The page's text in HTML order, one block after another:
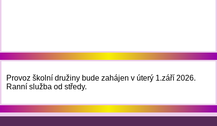
Provoz školní družiny bude zahájen v úterý 1.září 2026.
Ranní služba od středy.